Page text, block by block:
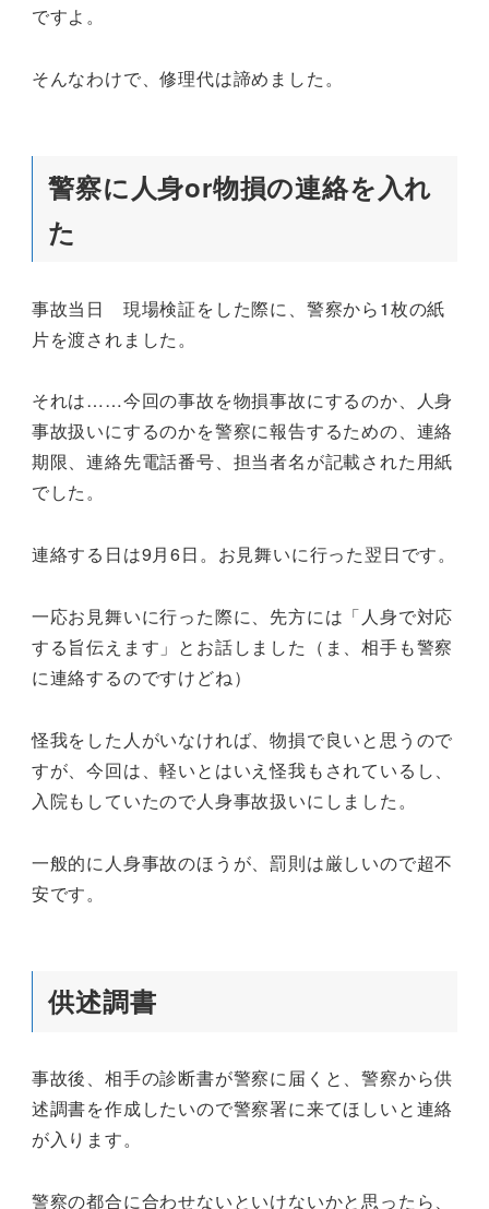
ですよ。
そんなわけで、修理代は諦めました。
警察に人身or物損の連絡を入れ
た
事故当日 現場検証をした際に、警察から1枚の紙
片を渡されました。
それは……今回の事故を物損事故にするのか、人身
事故扱いにするのかを警察に報告するための、連絡
期限、連絡先電話番号、担当者名が記載された用紙
でした。
連絡する日は9月6日。お見舞いに行った翌日です。
一応お見舞いに行った際に、先方には「人身で対応
する旨伝えます」とお話しました（ま、相手も警察
に連絡するのですけどね）
怪我をした人がいなければ、物損で良いと思うので
すが、今回は、軽いとはいえ怪我もされているし、
入院もしていたので人身事故扱いにしました。
一般的に人身事故のほうが、罰則は厳しいので超不
安です。
供述調書
事故後、相手の診断書が警察に届くと、警察から供
述調書を作成したいので警察署に来てほしいと連絡
が入ります。
警察の都合に合わせないといけないかと思ったら、